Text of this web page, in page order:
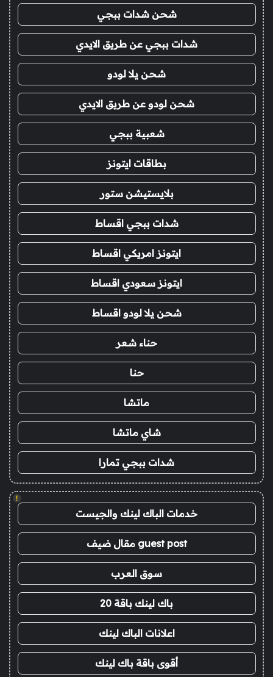
شحن شدات ببجي
شدات ببجي عن طريق الايدي
شحن يلا لودو
شحن لودو عن طريق الايدي
شعبية ببجي
بطاقات ايتونز
بلايستيشن ستور
شدات ببجي اقساط
ايتونز امريكي اقساط
ايتونز سعودي اقساط
شحن يلا لودو اقساط
حناء شعر
حنا
ماتشا
شاي ماتشا
شدات ببجي تمارا
!
خدمات الباك لينك والجيست
guest post مقال ضيف
سوق العرب
باك لينك باقة 20
اعلانات الباك لينك
أقوى باقة باك لينك